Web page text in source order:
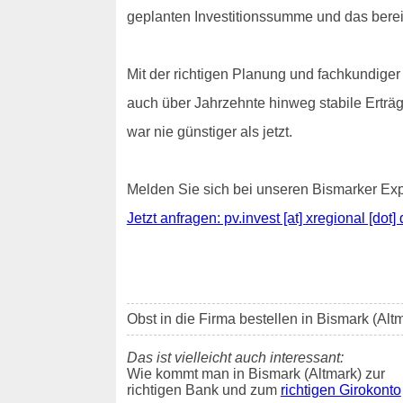
geplanten Investitionssumme und das
Mit der richtigen Planung und
auch über Jahrzehnte hinweg stabile
war nie günstiger als jetzt.
Melden Sie sich bei unseren Bismarker
Jetzt anfragen: pv.invest [at] xregional [dot]
Obst in die Firma bestellen in Bismark
Das ist vielleicht auch interessant:
Wie kommt man in Bismark (Altmark) zur
richtigen Bank und zum richtigen Girokonto